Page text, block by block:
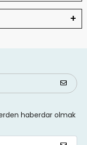
haberdar olmak